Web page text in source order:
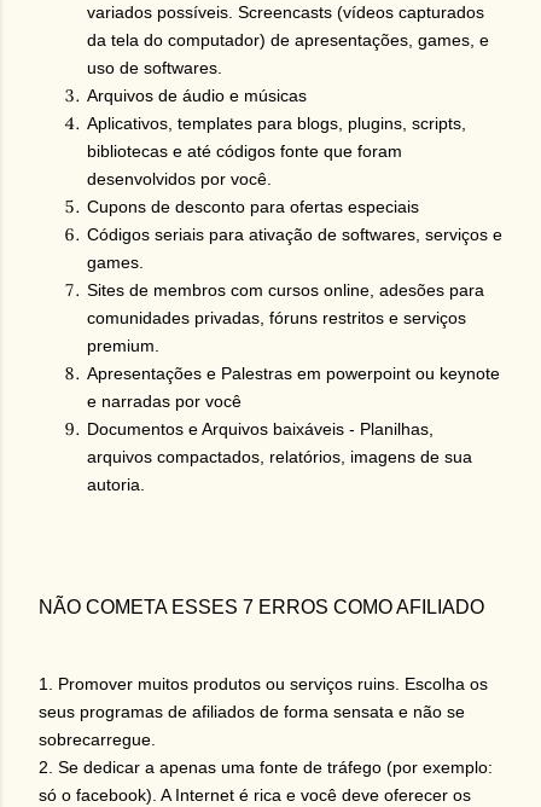
variados possíveis. Screencasts (vídeos capturados
da tela do computador) de apresentações, games, e
uso de softwares.
Arquivos de áudio e músicas
Aplicativos, templates para blogs, plugins, scripts,
bibliotecas e até códigos fonte que foram
desenvolvidos por você.
Cupons de desconto para ofertas especiais
Códigos seriais para ativação de softwares, serviços e
games.
Sites de membros com cursos online, adesões para
comunidades privadas, fóruns restritos e serviços
premium.
Apresentações e Palestras em powerpoint ou keynote
e narradas por você
Documentos e Arquivos baixáveis - Planilhas,
arquivos compactados, relatórios, imagens de sua
autoria.
NÃO COMETA ESSES 7 ERROS COMO AFILIADO
1. Promover muitos produtos ou serviços ruins. Escolha os
seus programas de afiliados de forma sensata e não se
sobrecarregue.
2. Se dedicar a apenas uma fonte de tráfego (por exemplo:
só o facebook). A Internet é rica e você deve oferecer os